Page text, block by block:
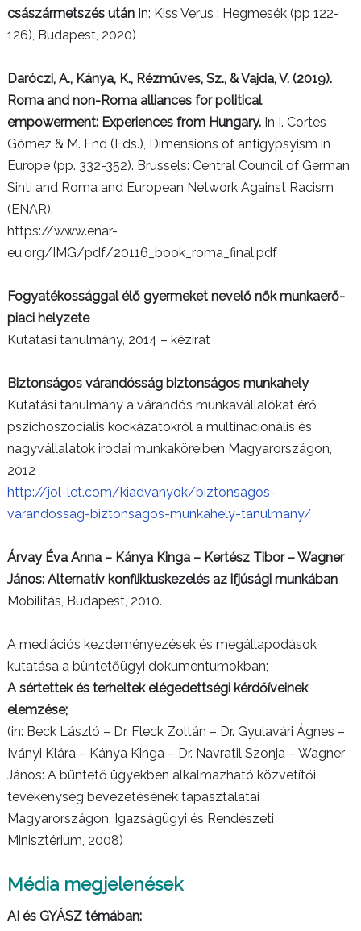
császármetszés utánIn: Kiss Verus : Hegmesék (pp 122-
126), Budapest, 2020)
Daróczi, A., Kánya, K., Rézműves, Sz., & Vajda, V. (2019).
Roma and non-Roma alliances for political
empowerment: Experiences from Hungary.In I. Cortés
Gómez & M. End (Eds.), Dimensions of antigypsyism in
Europe (pp. 332-352). Brussels: Central Council of German
Sinti and Roma and European Network Against Racism
(ENAR).
https://www.enar-
eu.org/IMG/pdf/20116_book_roma_final.pdf
Fogyatékossággal élő gyermeket nevelő nők munkaerő-
piaci helyzete
Kutatási tanulmány, 2014 – kézirat
Biztonságos várandósság biztonságos munkahely
Kutatási tanulmány a várandós munkavállalókat érő
pszichoszociális kockázatokról a multinacionális és
nagyvállalatok irodai munkaköreiben Magyarországon,
2012
http://jol-let.com/kiadvanyok/biztonsagos-
varandossag-biztonsagos-munkahely-tanulmany/
Árvay Éva Anna – Kánya Kinga – Kertész Tibor – Wagner
János: Alternatív konfliktuskezelés az ifjúsági munkában
Mobilitás, Budapest, 2010.
A mediációs kezdeményezések és megállapodások
kutatása a büntetőügyi dokumentumokban;
A sértettek és terheltek elégedettségi kérdőíveinek
elemzése;
(in: Beck László – Dr. Fleck Zoltán – Dr. Gyulavári Ágnes –
Iványi Klára – Kánya Kinga – Dr. Navratil Szonja – Wagner
János: A büntető ügyekben alkalmazható közvetítői
tevékenység bevezetésének tapasztalatai
Magyarországon, Igazságügyi és Rendészeti
Minisztérium, 2008)
Média megjelenések
AI és GYÁSZ témában: